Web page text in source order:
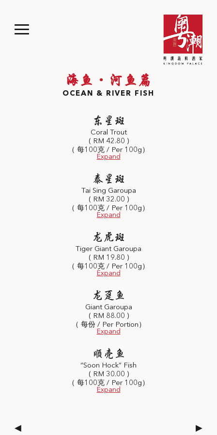
海鱼·河鱼篇
OCEAN & RIVER FISH
东星斑
Coral Trout
( RM 42.80 )
（ 每100克 / Per 100g）
泰星斑
Tai Sing Garoupa
( RM 32.00 )
（ 每100克 / Per 100g）
龙虎斑
Tiger Giant Garoupa
( RM 19.80 )
（ 每100克 / Per 100g）
龙趸鱼
Giant Garoupa
( RM 88.00 )
（ 每份 / Per Portion）
顺壳鱼
“Soon Hock” Fish
( RM 30.00 )
（ 每100克 / Per 100g）
◀ ▶